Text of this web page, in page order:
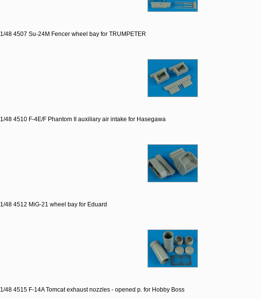
1/48 4507 Su-24M Fencer wheel bay for TRUMPETER
1/48 4510 F-4E/F Phantom II auxiliary air intake for Hasegawa
1/48 4512 MiG-21 wheel bay for Eduard
1/48 4515 F-14A Tomcat exhaust nozzles - opened p. for Hobby Boss